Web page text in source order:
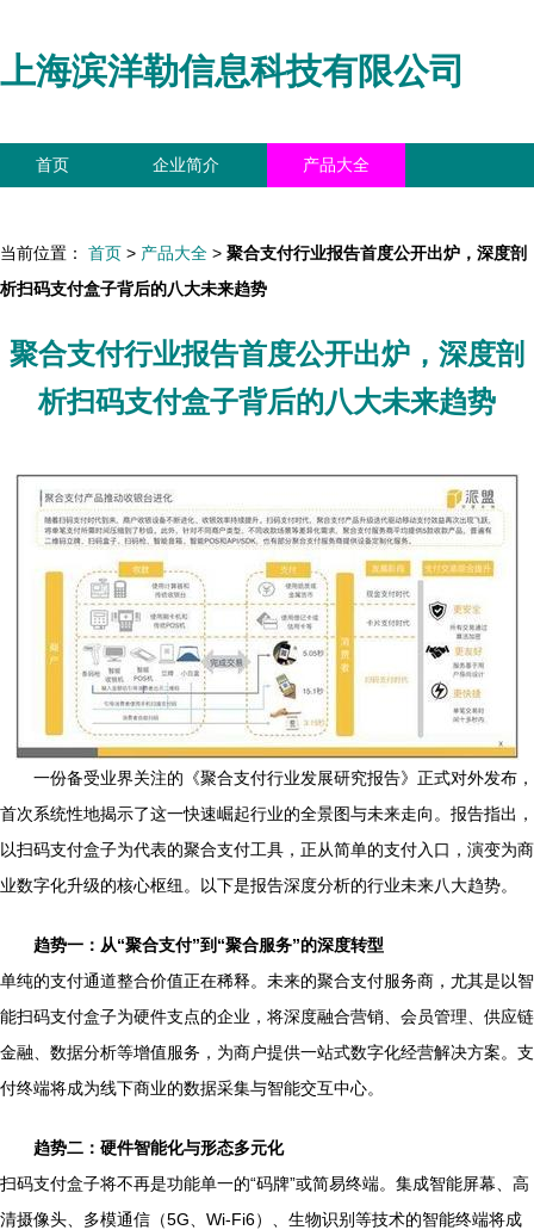
上海滨洋勒信息科技有限公司
首页 企业简介 产品大全
当前位置： 首页 > 产品大全 > 聚合支付行业报告首度公开出炉，深度剖
析扫码支付盒子背后的八大未来趋势
聚合支付行业报告首度公开出炉，深度剖
析扫码支付盒子背后的八大未来趋势
一份备受业界关注的《聚合支付行业发展研究报告》正式对外发布，
首次系统性地揭示了这一快速崛起行业的全景图与未来走向。报告指出，
以扫码支付盒子为代表的聚合支付工具，正从简单的支付入口，演变为商
业数字化升级的核心枢纽。以下是报告深度分析的行业未来八大趋势。
趋势一：从“聚合支付”到“聚合服务”的深度转型
单纯的支付通道整合价值正在稀释。未来的聚合支付服务商，尤其是以智
能扫码支付盒子为硬件支点的企业，将深度融合营销、会员管理、供应链
金融、数据分析等增值服务，为商户提供一站式数字化经营解决方案。支
付终端将成为线下商业的数据采集与智能交互中心。
趋势二：硬件智能化与形态多元化
扫码支付盒子将不再是功能单一的“码牌”或简易终端。集成智能屏幕、高
清摄像头、多模通信（5G、Wi-Fi6）、生物识别等技术的智能终端将成